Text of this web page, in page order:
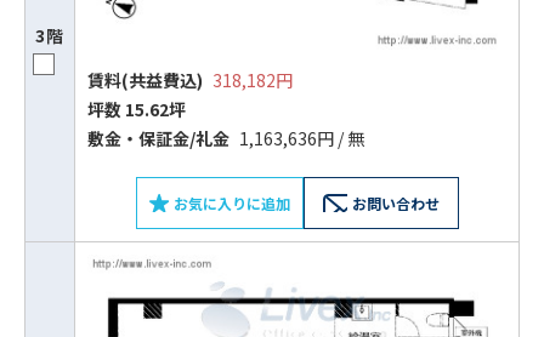
3階
賃料(共益費込) 318,182円
坪数 15.62坪
敷⾦‧保証⾦/礼⾦ 1,163,636円 / 無
お気に入りに追加 お問い合わせ
ビルコード：
をお伝えいただくと